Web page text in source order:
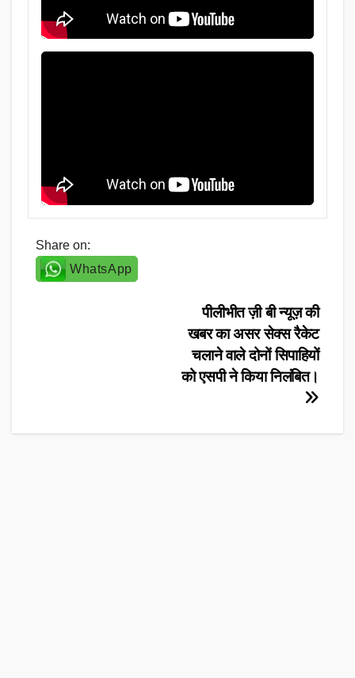
Share on:
WhatsApp
पीलीभीत ज़ी बी न्यूज़ की
खबर का असर सेक्स रैकेट
चलाने वाले दोनों सिपाहियों
को एसपी ने किया निलंबित।